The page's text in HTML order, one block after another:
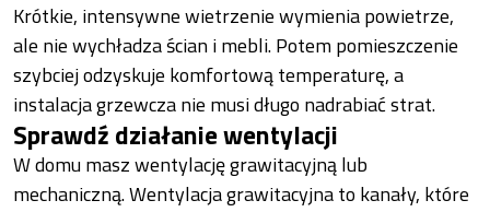
Krótkie, intensywne wietrzenie wymienia powietrze,
ale nie wychładza ścian i mebli. Potem pomieszczenie
szybciej odzyskuje komfortową temperaturę, a
instalacja grzewcza nie musi długo nadrabiać strat.
Sprawdź działanie wentylacji
W domu masz wentylację grawitacyjną lub
mechaniczną. Wentylacja grawitacyjna to kanały, które